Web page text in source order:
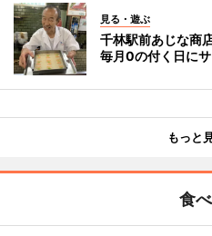
見る・遊ぶ
千林駅前あじな商
毎月0の付く日に
もっと
食